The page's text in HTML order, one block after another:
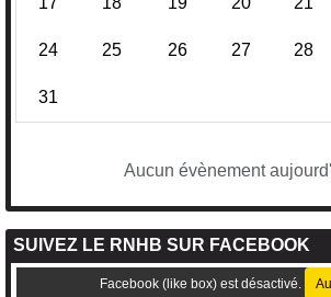
24 25 26 27 28
31
Aucun évènement
SUIVEZ LE RNHB SUR FACEBOOK
Facebook (like box) est désactivé.